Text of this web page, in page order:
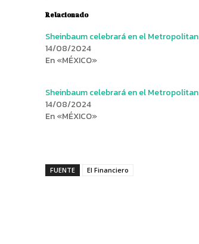
Relacionado
Sheinbaum celebrará en el Metropolitan
14/08/2024
En «MÉXICO»
Sheinbaum celebrará en el Metropolitan
14/08/2024
En «MÉXICO»
FUENTE El Financiero